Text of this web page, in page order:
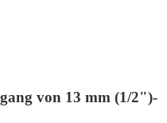
von 13 mm (1/2")-